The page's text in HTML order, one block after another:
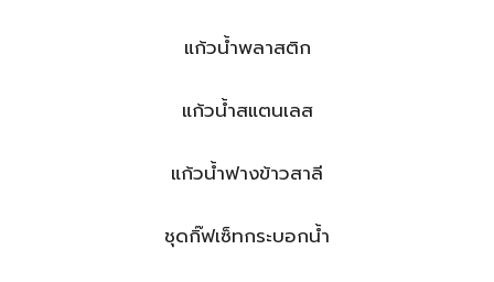
แก้วน้ำพลาสติก
แก้วน้ำสแตนเลส
แก้วน้ำฟางข้าวสาลี
ชุดกิ๊ฟเซ็ทกระบอกน้ำ